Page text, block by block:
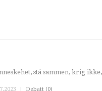
stå sammen, krig
Debatt (0)